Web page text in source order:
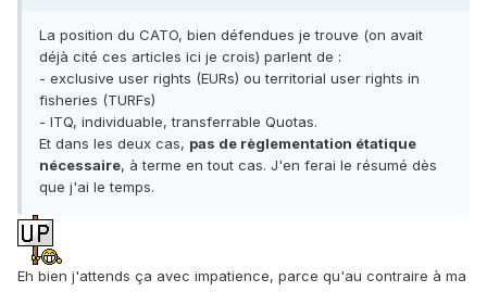
La position du CATO, bien défendues je trouve (on avait
déjà cité ces articles ici je crois) parlent de :
- exclusive user rights (EURs) ou territorial user rights in
fisheries (TURFs)
- ITQ, individuable, transferrable Quotas.
Et dans les deux cas, pas de règlementation étatique
nécessaire, à terme en tout cas. J'en ferai le résumé dès
que j'ai le temps.
Eh bien j'attends ça avec impatience, parce qu'au contraire à ma